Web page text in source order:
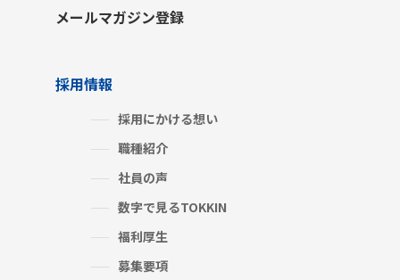
メールマガジン登録
採用情報
採用にかける想い
職種紹介
社員の声
数字で見るTOKKIN
福利厚生
募集要項